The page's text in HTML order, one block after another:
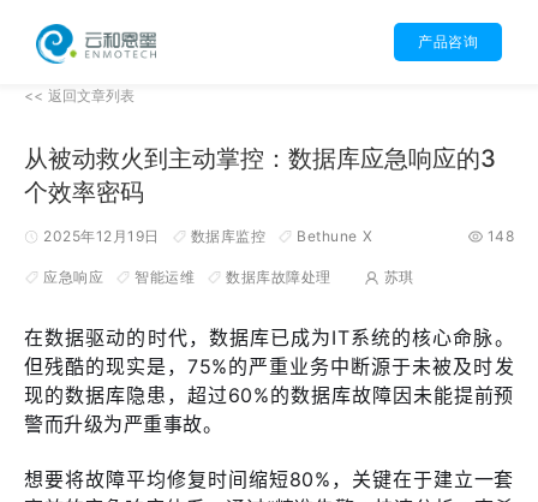
产品咨询
<< 返回文章列表
从被动救火到主动掌控：数据库应急响应的3
个效率密码
2025年12月19日 数据库监控 Bethune X
应急响应 智能运维 数据库故障处理 苏琪
148
在数据驱动的时代，数据库已成为IT系统的核心命脉。
但残酷的现实是，75%的严重业务中断源于未被及时发
现的数据库隐患，超过60%的数据库故障因未能提前预
警而升级为严重事故。
想要将故障平均修复时间缩短80%，关键在于建立一套